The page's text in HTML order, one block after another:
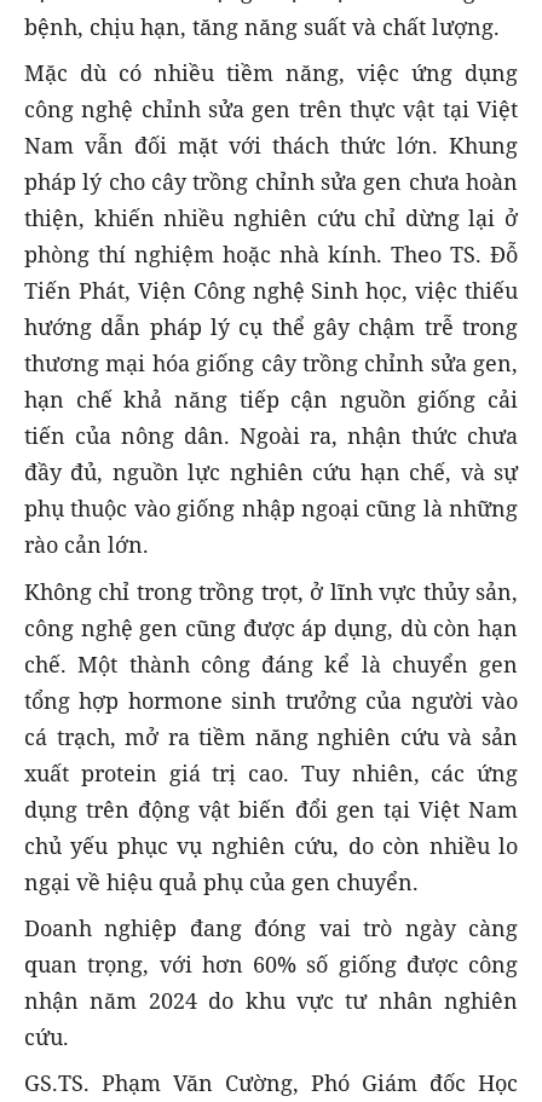
bệnh, chịu hạn, tăng năng suất và chất lượng.
Mặc dù có nhiều tiềm năng, việc ứng dụng
công nghệ chỉnh sửa gen trên thực vật tại Việt
Nam vẫn đối mặt với thách thức lớn. Khung
pháp lý cho cây trồng chỉnh sửa gen chưa hoàn
thiện, khiến nhiều nghiên cứu chỉ dừng lại ở
phòng thí nghiệm hoặc nhà kính. Theo TS. Đỗ
Tiến Phát, Viện Công nghệ Sinh học, việc thiếu
hướng dẫn pháp lý cụ thể gây chậm trễ trong
thương mại hóa giống cây trồng chỉnh sửa gen,
hạn chế khả năng tiếp cận nguồn giống cải
tiến của nông dân. Ngoài ra, nhận thức chưa
đầy đủ, nguồn lực nghiên cứu hạn chế, và sự
phụ thuộc vào giống nhập ngoại cũng là những
rào cản lớn.
Không chỉ trong trồng trọt, ở lĩnh vực thủy sản,
công nghệ gen cũng được áp dụng, dù còn hạn
chế. Một thành công đáng kể là chuyển gen
tổng hợp hormone sinh trưởng của người vào
cá trạch, mở ra tiềm năng nghiên cứu và sản
xuất protein giá trị cao. Tuy nhiên, các ứng
dụng trên động vật biến đổi gen tại Việt Nam
chủ yếu phục vụ nghiên cứu, do còn nhiều lo
ngại về hiệu quả phụ của gen chuyển.
Doanh nghiệp đang đóng vai trò ngày càng
quan trọng, với hơn 60% số giống được công
nhận năm 2024 do khu vực tư nhân nghiên
cứu.
GS.TS. Phạm Văn Cường, Phó Giám đốc Học